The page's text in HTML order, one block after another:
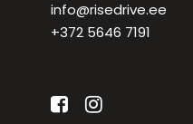
info@risedrive.ee
+372 5646 7191